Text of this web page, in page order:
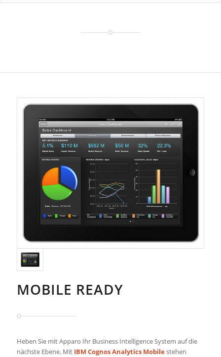
MOBILE READY
Heben Sie mit Apparo Ihr Business Intelligence System auf die
nächste Ebene. MitIBM Cognos Analytics Mobilestehen